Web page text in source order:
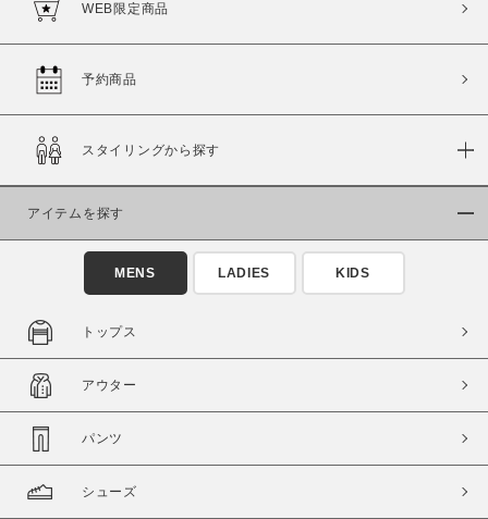
商品タイプ
通常商品
セール価格 WEB限定
在庫
在庫あり
WEB限定商品
予約商品
スタイリングから探す
アイテムを探す
MENS LADIES KIDS
トップス
アウター
パンツ
シューズ